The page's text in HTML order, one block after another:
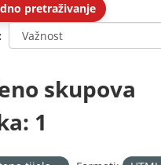
pretraživanje
skupova
1